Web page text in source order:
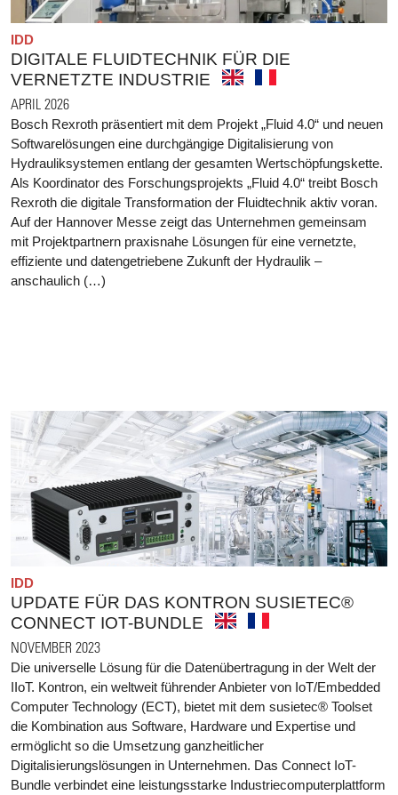
IDD
DIGITALE FLUIDTECHNIK FÜR DIE
VERNETZTE INDUSTRIE
APRIL 2026
Bosch Rexroth präsentiert mit dem Projekt „Fluid 4.0“ und neuen
Softwarelösungen eine durchgängige Digitalisierung von
Hydrauliksystemen entlang der gesamten Wertschöpfungskette.
Als Koordinator des Forschungsprojekts „Fluid 4.0“ treibt Bosch
Rexroth die digitale Transformation der Fluidtechnik aktiv voran.
Auf der Hannover Messe zeigt das Unternehmen gemeinsam
mit Projektpartnern praxisnahe Lösungen für eine vernetzte,
effiziente und datengetriebene Zukunft der Hydraulik –
anschaulich (…)
IDD
UPDATE FÜR DAS KONTRON SUSIETEC®
CONNECT IOT-BUNDLE
NOVEMBER 2023
Die universelle Lösung für die Datenübertragung in der Welt der
IIoT. Kontron, ein weltweit führender Anbieter von IoT/Embedded
Computer Technology (ECT), bietet mit dem susietec® Toolset
die Kombination aus Software, Hardware und Expertise und
ermöglicht so die Umsetzung ganzheitlicher
Digitalisierungslösungen in Unternehmen. Das Connect IoT-
Bundle verbindet eine leistungsstarke Industriecomputerplattform